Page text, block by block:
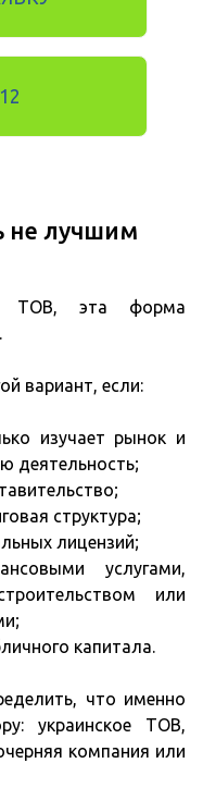
не лучшим
ТОВ, эта форма
вариант, если:
изучает рынок и
деятельность;
структура;
лицензий;
услугами,
или
капитала.
что именно
украинское ТОВ,
компания или